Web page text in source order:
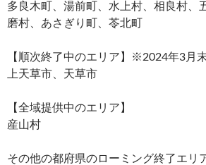
多良木町、湯前町、水上村、相良村、
磨村、あさぎり町、苓北町
【順次終了中のエリア】※2024年3月
上天草市、天草市
【全域提供中のエリア】
産山村
その他の都府県のローミング終了エリ